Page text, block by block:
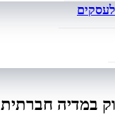
לעסקים
במדיה חברתית